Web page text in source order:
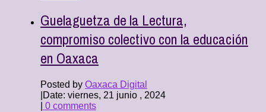
Guelaguetza de la Lectura,
compromiso colectivo con la educación
en Oaxaca
Posted by Oaxaca Digital
Date: viernes, 21 junio , 2024
0 comments